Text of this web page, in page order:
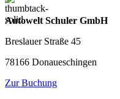
Autowelt Schuler GmbH
Breslauer Straße 45
78166 Donaueschingen
Zur Buchung